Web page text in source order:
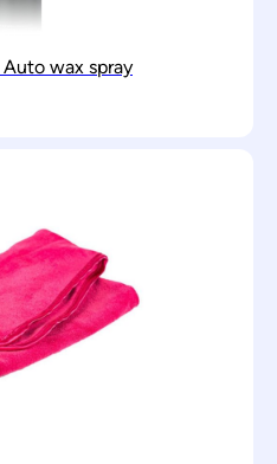
wax spray